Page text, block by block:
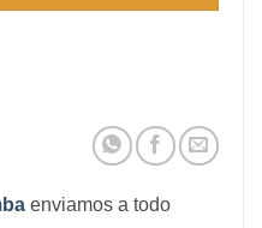
enviamos a todo